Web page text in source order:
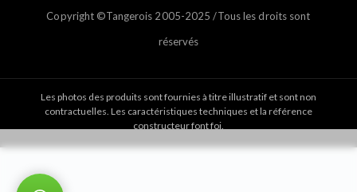
Copyright ©Tangerois 2005-2025 /Tous les droits sont
réservés
Les photos des produits sont fournies à titre illustratif et sont non
contractuelles. Les caractéristiques techniques et la référence
constructeur font foi.